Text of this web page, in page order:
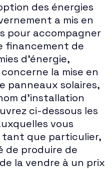
des énergies
a mis en
pour accompagner
financement de
d'énergie,
la mise en
panneaux solaires,
d'installation
ci-dessous les
vous
tant que particulier,
de produire de
la vendre à un prix